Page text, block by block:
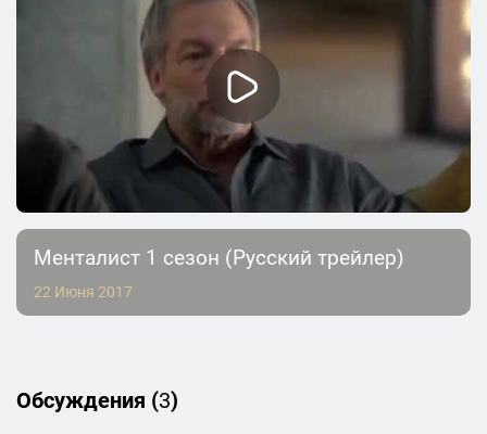
Менталист 1 сезон (Русский трейлер)
22 Июня 2017
Обсуждения (3)